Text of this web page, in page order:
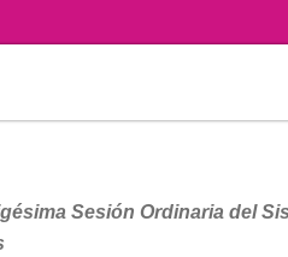
Sesión Ordinaria del